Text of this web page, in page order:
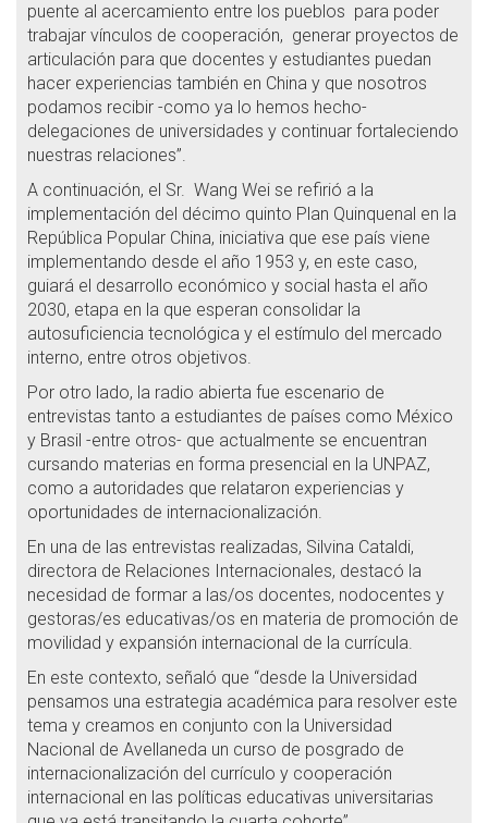
puente al acercamiento entre los pueblos para poder
trabajar vínculos de cooperación, generar proyectos de
articulación para que docentes y estudiantes puedan
hacer experiencias también en China y que nosotros
podamos recibir -como ya lo hemos hecho-
delegaciones de universidades y continuar fortaleciendo
nuestras relaciones”.
A continuación, el Sr. Wang Wei se refirió a la
implementación del décimo quinto Plan Quinquenal en la
República Popular China, iniciativa que ese país viene
implementando desde el año 1953 y, en este caso,
guiará el desarrollo económico y social hasta el año
2030, etapa en la que esperan consolidar la
autosuficiencia tecnológica y el estímulo del mercado
interno, entre otros objetivos.
Por otro lado, la radio abierta fue escenario de
entrevistas tanto a estudiantes de países como México
y Brasil -entre otros- que actualmente se encuentran
cursando materias en forma presencial en la UNPAZ,
como a autoridades que relataron experiencias y
oportunidades de internacionalización.
En una de las entrevistas realizadas, Silvina Cataldi,
directora de Relaciones Internacionales, destacó la
necesidad de formar a las/os docentes, nodocentes y
gestoras/es educativas/os en materia de promoción de
movilidad y expansión internacional de la currícula.
En este contexto, señaló que “desde la Universidad
pensamos una estrategia académica para resolver este
tema y creamos en conjunto con la Universidad
Nacional de Avellaneda un curso de posgrado de
internacionalización del currículo y cooperación
internacional en las políticas educativas universitarias